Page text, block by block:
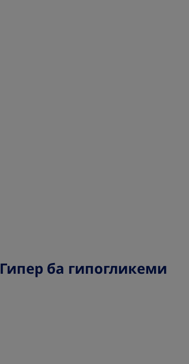
Гипер ба гипогликеми